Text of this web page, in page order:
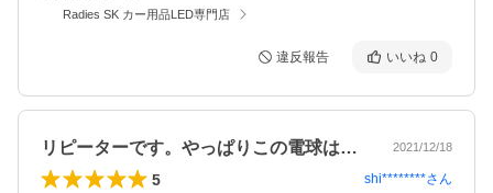
Radies SK カー用品LED専門店
違反報告 いいね 0
リピーターです。やっぱりこの電球は超爆… 2021/12/18
5 shi********さん